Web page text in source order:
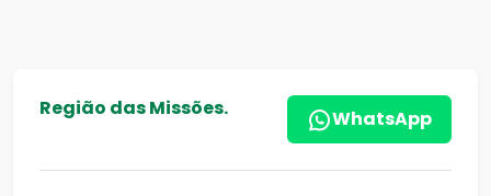
Região das Missões. WhatsApp